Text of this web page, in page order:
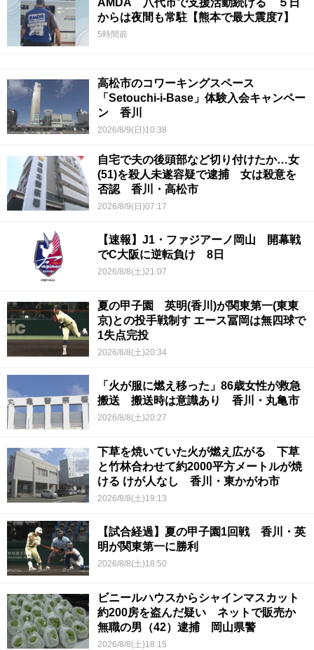
AMDA 八代市で支援活動続ける ５日
からは夜間も常駐【熊本で最大震度7】
5時間前
高松市のコワーキングスペース
「Setouchi-i-Base」体験入会キャンペー
ン 香川
2026/8/9(日)10:38
自宅で夫の後頭部など切り付けたか…女
(51)を殺人未遂容疑で逮捕 女は殺意を
否認 香川・高松市
2026/8/9(日)07:17
【速報】J1・ファジアーノ岡山 開幕戦
でC大阪に逆転負け 8日
2026/8/8(土)21:07
夏の甲子園 英明(香川)が関東第一(東東
京)との投手戦制す エース冨岡は無四球で
1失点完投
2026/8/8(土)20:34
「火が服に燃え移った」86歳女性が救急
搬送 搬送時は意識あり 香川・丸亀市
2026/8/8(土)20:27
下草を焼いていた火が燃え広がる 下草
と竹林合わせて約2000平方メートルが焼
ける けが人なし 香川・東かがわ市
2026/8/8(土)19:13
【試合経過】夏の甲子園1回戦 香川・英
明が関東第一に勝利
2026/8/8(土)18:50
ビニールハウスからシャインマスカット
約200房を盗んだ疑い ネットで販売か
無職の男（42）逮捕 岡山県警
2026/8/8(土)18:15